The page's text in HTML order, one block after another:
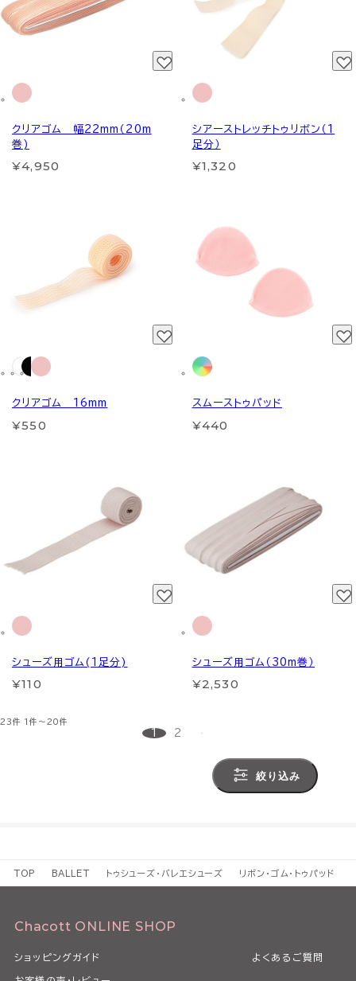
クリアゴム 幅22mm（20m
巻)
¥4,950
シアーストレッチトゥリボン（1
足分）
¥1,320
クリアゴム 16mm
¥550
スムーストゥパッド
¥440
シューズ用ゴム(1足分)
¥110
シューズ用ゴム（30m巻）
¥2,530
23件 1件～20件
1 2
絞り込み
TOP BALLET トゥシューズ・バレエシューズ リボン・ゴム・トゥパッド
Chacott ONLINE SHOP
ショッピングガイド よくあるご質問